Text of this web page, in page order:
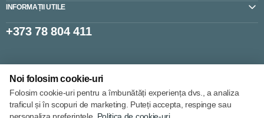
INFORMAȚII UTILE
+373 78 804 411
Setări cookie-uri
Politica de cookie-uri
Noi folosim cookie-uri
Folosim cookie-uri pentru a îmbunătăți experiența dvs., a analiza
traficul și în scopuri de marketing. Puteți accepta, respinge sau